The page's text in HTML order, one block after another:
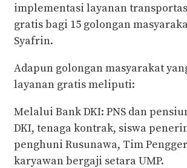
implementasi layanan
gratis bagi 15 golongan
Syafrin.
Adapun golongan masyarakat
layanan gratis meliputi:
Melalui Bank DKI: PNS dan
DKI, tenaga kontrak, siswa
penghuni Rusunawa, Tim
karyawan bergaji setara UMP.